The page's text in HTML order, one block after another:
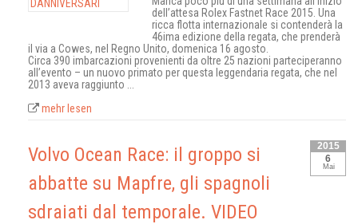
dell’attesa Rolex Fastnet Race 2015. Una
ricca flotta internazionale si contenderà la
46ima edizione della regata, che prenderà
il via a Cowes, nel Regno Unito, domenica 16 agosto.
Circa 390 imbarcazioni provenienti da oltre 25 nazioni parteciperanno
all’evento – un nuovo primato per questa leggendaria regata, che nel
2013 aveva raggiunto ...
mehr lesen
2015
6
Mai
Volvo Ocean Race: il groppo si
abbatte su Mapfre, gli spagnoli
sdraiati dal temporale. VIDEO